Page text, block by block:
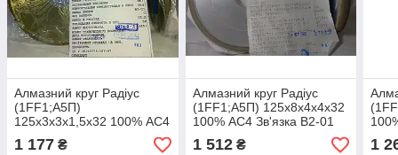
Алмазний круг Радіус
(1FF1;А5П)
125х3х3х1,5х32 100% АС4
Зв'язка В2-01
1 177 ₴
Алмазний круг Радіус
(1FF1;А5П) 125х8х4х4х32
100% АС4 Зв'язка В2-01
1 512₴ 1